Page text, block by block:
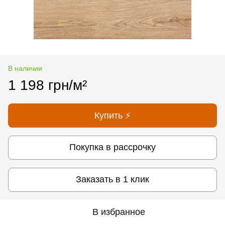
В наличии
1 198 грн/м²
Купить ⚡
Покупка в рассрочку
Заказать в 1 клик
В избранное